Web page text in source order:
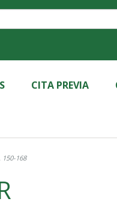
CITA PREVIA
150-168